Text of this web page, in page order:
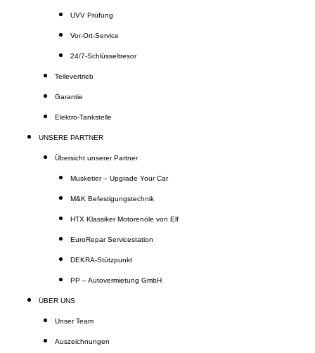
UVV Prüfung
Vor-Ort-Service
24/7-Schlüsseltresor
Teilevertrieb
Garantie
Elektro-Tankstelle
UNSERE PARTNER
Übersicht unserer Partner
Musketier – Upgrade Your Car
M&K Befestigungstechnik
HTX Klassiker Motorenöle von Elf
EuroRepar Servicestation
DEKRA-Stützpunkt
PP – Autovermietung GmbH
ÜBER UNS
Unser Team
Auszeichnungen